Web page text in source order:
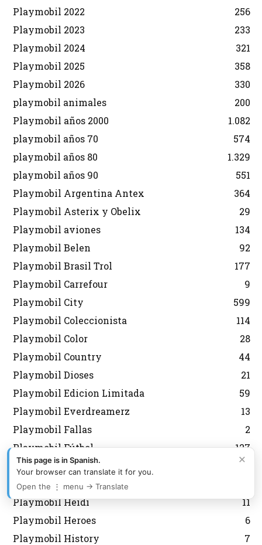
Playmobil 2022
256
Playmobil 2023
233
Playmobil 2024
321
Playmobil 2025
358
Playmobil 2026
330
playmobil animales
200
Playmobil años 2000
1.082
playmobil años 70
574
playmobil años 80
1.329
playmobil años 90
551
Playmobil Argentina Antex
364
Playmobil Asterix y Obelix
29
Playmobil aviones
134
Playmobil Belen
92
Playmobil Brasil Trol
177
Playmobil Carrefour
9
Playmobil City
599
Playmobil Coleccionista
114
Playmobil Color
28
Playmobil Country
44
Playmobil Dioses
21
Playmobil Edicion Limitada
59
Playmobil Everdreamerz
13
Playmobil Fallas
2
Playmobil Fútbol
127
Playmobil Grecia Lyra
301
Playmobil Griegos
Playmobil Heidi
11
Playmobil Heroes
6
Playmobil History
7
×
This page is in Spanish.
Your browser can translate it for you.
Open the ⋮ menu → Translate